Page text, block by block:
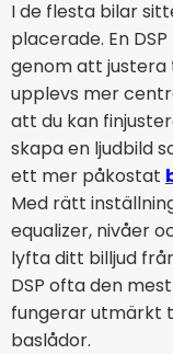
I de flesta bilar
placerade. En
genom att justera
upplevs mer
att du kan
skapa en ljudbild
ett mer påkostat
Med rätt
equalizer, nivåer
lyfta ditt billjud
DSP ofta den
fungerar utmärkt
baslådor.